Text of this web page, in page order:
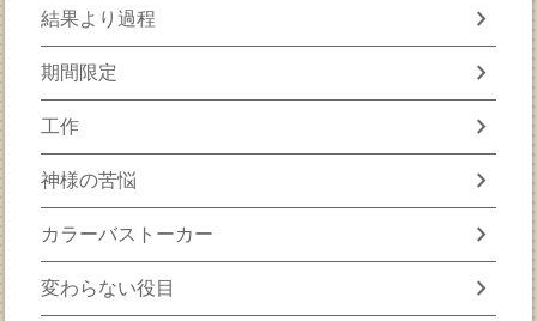
結果より過程 chevron_right
期間限定 chevron_right
工作 chevron_right
神様の苦悩 chevron_right
カラーバストーカー chevron_right
変わらない役目 chevron_right